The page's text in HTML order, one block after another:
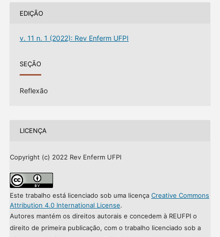
EDIÇÃO
v. 11 n. 1 (2022): Rev Enferm UFPI
SEÇÃO
Reflexão
LICENÇA
Copyright (c) 2022 Rev Enferm UFPI
Este trabalho está licenciado sob uma licença Creative Commons
Attribution 4.0 International License.
Autores mantém os direitos autorais e concedem à REUFPI o
direito de primeira publicação, com o trabalho licenciado sob a